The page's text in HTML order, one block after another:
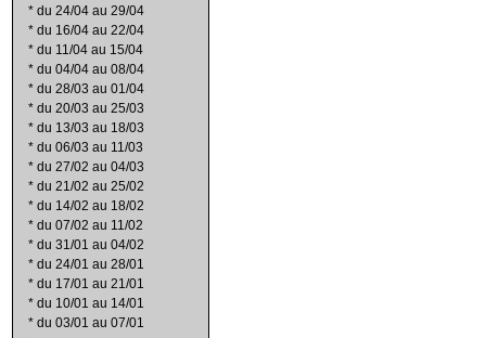
* du 24/04 au 29/04
* du 16/04 au 22/04
* du 11/04 au 15/04
* du 04/04 au 08/04
* du 28/03 au 01/04
* du 20/03 au 25/03
* du 13/03 au 18/03
* du 06/03 au 11/03
* du 27/02 au 04/03
* du 21/02 au 25/02
* du 14/02 au 18/02
* du 07/02 au 11/02
* du 31/01 au 04/02
* du 24/01 au 28/01
* du 17/01 au 21/01
* du 10/01 au 14/01
* du 03/01 au 07/01